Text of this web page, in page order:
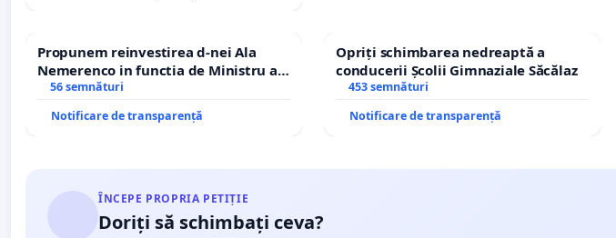
Propunem reinvestirea d-nei Ala
Nemerenco in functia de Ministru al
Sanatatii
56 semnături
Notificare de transparență
Opriți schimbarea nedreaptă a
conducerii Școlii Gimnaziale Săcălaz
453 semnături
Notificare de transparență
ÎNCEPE PROPRIA PETIȚIE
Doriți să schimbați ceva?